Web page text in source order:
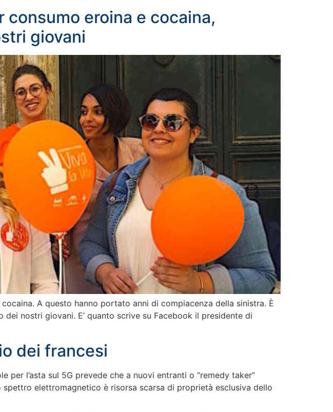
consumo eroina e cocaina,
giovani
A questo hanno portato anni di compiacenza della sinistra. È
nostri giovani. E’ quanto scrive su Facebook il presidente di
dei francesi
per l’asta sul 5G prevede che a nuovi entranti o “remedy taker”
elettromagnetico è risorsa scarsa di proprietà esclusiva dello